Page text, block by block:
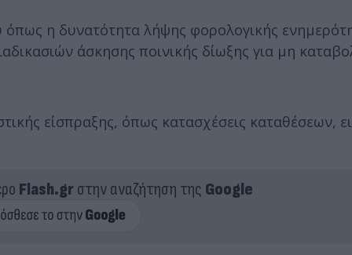
η δυνατότητα λήψης φορολογικής
άσκησης ποινικής δίωξης για μη
είσπραξης, όπως κατασχέσεις καταθέσεων,
Flash.grστην αναζήτηση της Google